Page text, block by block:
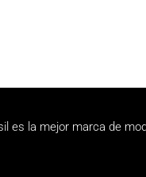
es la mejor marca de